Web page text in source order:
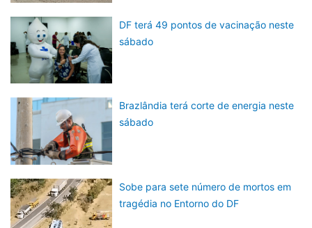
DF terá 49 pontos de vacinação neste
sábado
Brazlândia terá corte de energia neste
sábado
Sobe para sete número de mortos em
tragédia no Entorno do DF